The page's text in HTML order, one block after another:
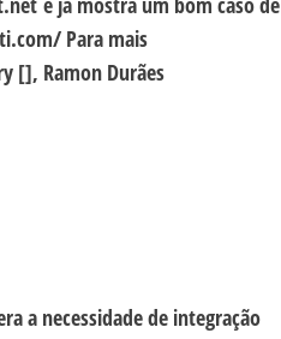
Para mais
[], Ramon Durães
a necessidade de integração